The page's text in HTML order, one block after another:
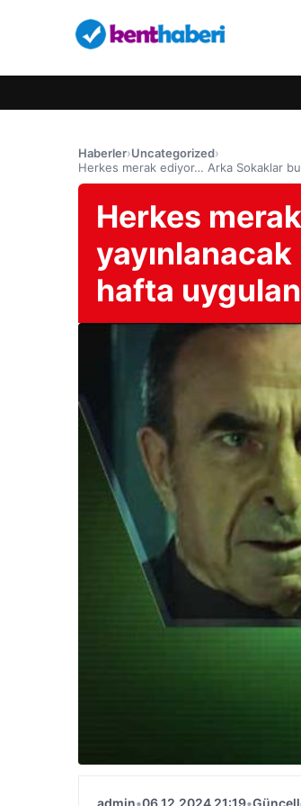
Haberler›Uncategorized›
Herkes merak ediyor… Arka Sokaklar bu
Herkes
yayınlanacak
hafta